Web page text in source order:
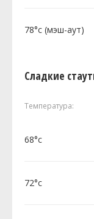
78°c (мэш-аут)
Сладкие
Температура:
68°c
72°c